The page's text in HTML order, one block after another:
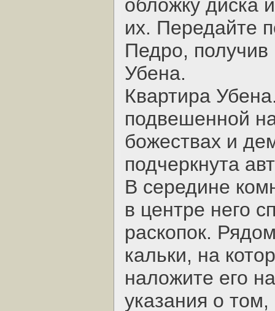
обложку диска
их. Передайте
Педро,
Убена.
Квартира
подвешенной
божествах и
подчеркнута
В середине
в центре него
раскопок.
кальки, на
наложите его
указания о